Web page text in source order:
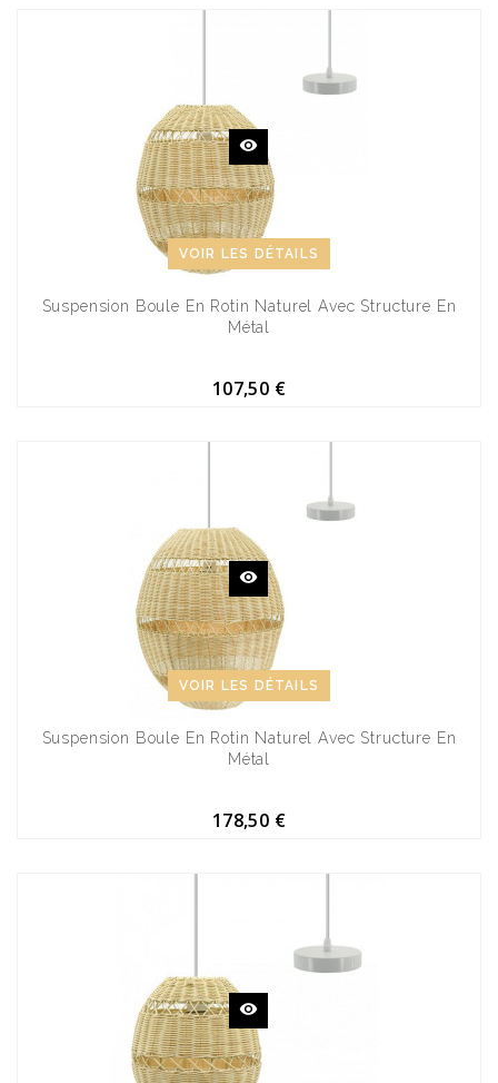
VOIR LES DÉTAILS
Suspension Boule En Rotin Naturel Avec Structure En
Métal
107,50 €
VOIR LES DÉTAILS
Suspension Boule En Rotin Naturel Avec Structure En
Métal
178,50 €